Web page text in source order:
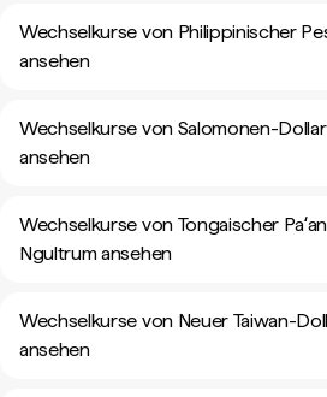
Wechselkurse von Philippinischer
ansehen
Wechselkurse von Salomonen-
ansehen
Wechselkurse von Tongaischer
Ngultrum ansehen
Wechselkurse von Neuer Taiwan-
ansehen